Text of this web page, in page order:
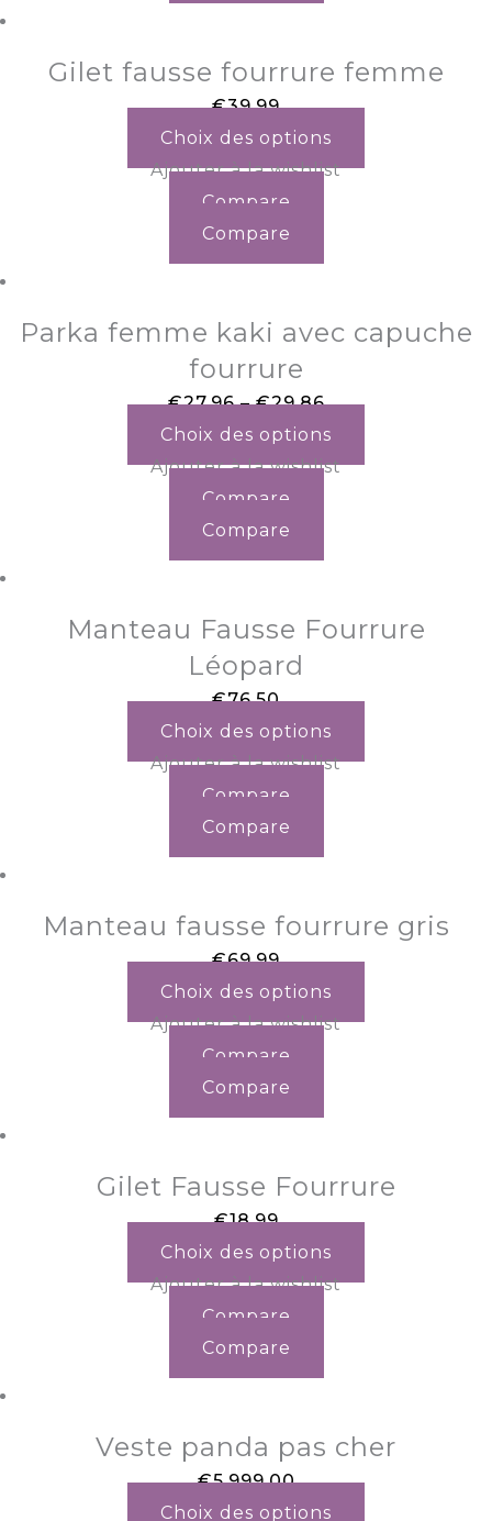
Gilet fausse fourrure femme
€39.99
Choix des options
Ajouter à la wishlist
Compare
Compare
Parka femme kaki avec capuche
fourrure
€27.96–€29.86
Choix des options
Ajouter à la wishlist
Compare
Compare
Manteau Fausse Fourrure
Léopard
€76.50
Choix des options
Ajouter à la wishlist
Compare
Compare
Manteau fausse fourrure gris
€69.99
Choix des options
Ajouter à la wishlist
Compare
Compare
Gilet Fausse Fourrure
€18.99
Choix des options
Ajouter à la wishlist
Compare
Compare
Veste panda pas cher
€5,999.00
Choix des options